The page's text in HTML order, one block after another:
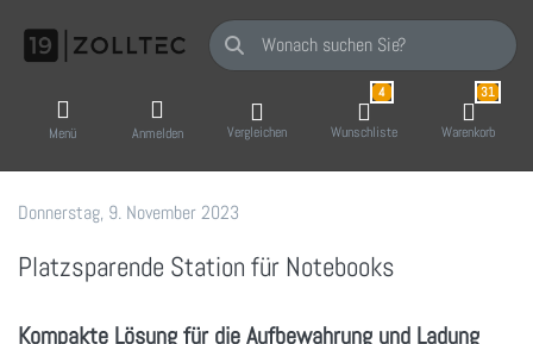
Geben Sie einen Suchbegriff ein. Während
Menü Anmelden Vergleichen
4
Wunschliste
31
Warenkorb
Donnerstag, 9. November 2023
19 Zoll-Tec GmbH
Platzsparende Station für Notebooks
Kompakte Lösung für die Aufbewahrung und Ladung